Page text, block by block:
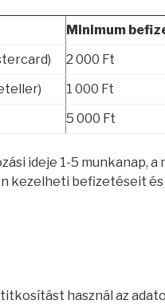
Minimum
2 000 Ft
1 000 Ft
5 000 Ft
ideje 1-5 munkanap, a
kezelheti befizetéseit
titkosítást használ az